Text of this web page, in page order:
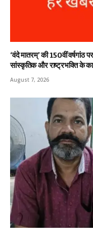
‘वंदे मातरम्’ की 150वीं
सांस्कृतिक और राष्ट्रभक्ति के
August 7, 2026